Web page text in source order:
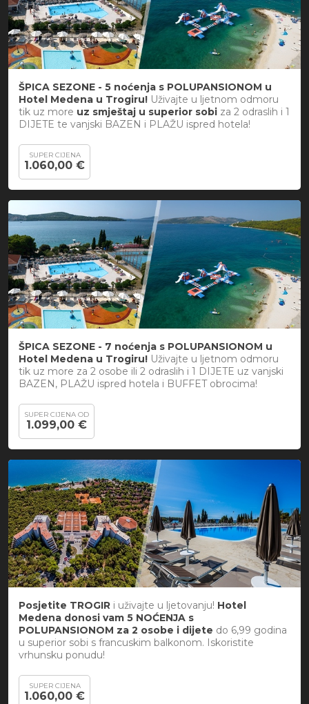
ŠPICA SEZONE - 5 noćenja s POLUPANSIONOM u
Hotel Medena u Trogiru! Uživajte u ljetnom odmoru
tik uz more uz smještaj u superior sobi za 2 odraslih i 1
DIJETE te vanjski BAZEN i PLAŽU ispred hotela!
SUPER CIJENA
1.060,00 €
ŠPICA SEZONE - 7 noćenja s POLUPANSIONOM u
Hotel Medena u Trogiru! Uživajte u ljetnom odmoru
tik uz more za 2 osobe ili 2 odraslih i 1 DIJETE uz vanjski
BAZEN, PLAŽU ispred hotela i BUFFET obrocima!
SUPER CIJENA OD
1.099,00 €
Posjetite TROGIR i uživajte u ljetovanju! Hotel
Medena donosi vam 5 NOĆENJA s
POLUPANSIONOM za 2 osobe i dijete do 6,99 godina
u superior sobi s francuskim balkonom. Iskoristite
vrhunsku ponudu!
SUPER CIJENA
1.060,00 €